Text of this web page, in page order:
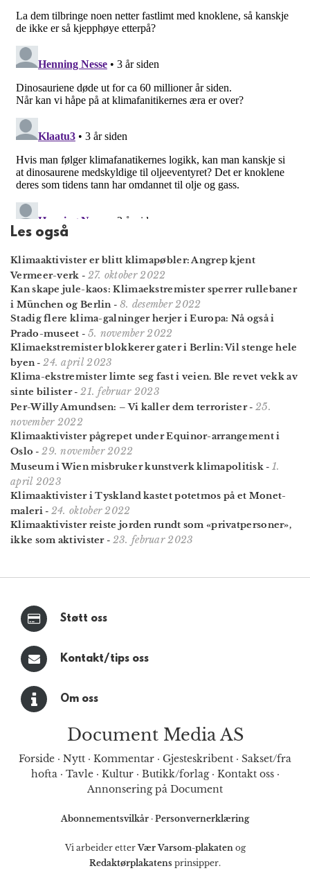
Les også
Klimaaktivister er blitt klimapøbler: Angrep kjent
Vermeer-verk - 27. oktober 2022
Kan skape jule-kaos: Klimaekstremister sperrer rullebaner
i München og Berlin- 8. desember 2022
Stadig flere klima-galninger herjer i Europa: Nå også i
Prado-museet - 5. november 2022
Klimaekstremister blokkerer gater i Berlin: Vil stenge hele
byen-24. april 2023
Klima-ekstremister limte seg fast i veien. Ble revet vekk av
sinte bilister-21. februar 2023
Per-Willy Amundsen: – Vi kaller dem terrorister-25.
november 2022
Klimaaktivister pågrepet under Equinor-arrangement i
Oslo -29. november 2022
Museum i Wien misbruker kunstverk klimapolitisk -1.
april 2023
Klimaaktivister i Tyskland kastet potetmos på et Monet-
maleri- 24. oktober 2022
Klimaaktivister reiste jorden rundt som «privatpersoner»,
ikke som aktivister- 23. februar 2023
Støtt oss
Kontakt/tips oss
Om oss
Document Media AS
Forside · Nytt · Kommentar · Gjesteskribent · Sakset/fra
hofta· Tavle· Kultur· Butikk/forlag· Kontakt oss·
Annonsering på Document
Abonnementsvilkår · Personvernerklæring
Vi arbeider etterVær Varsom-plakaten og
Redaktørplakatens prinsipper.